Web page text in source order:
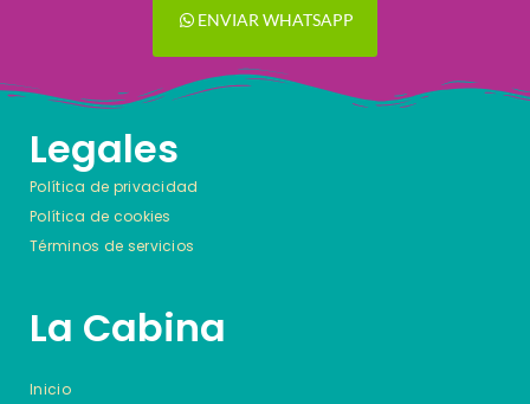
ENVIAR WHATSAPP
Legales
Política de privacidad
Política de cookies
Términos de servicios
La Cabina
Inicio